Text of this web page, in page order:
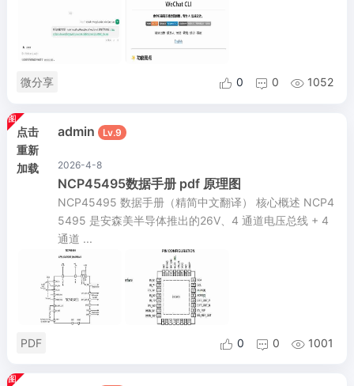
微分享  0  0  1052
点击
重新
加载
admin Lv.9
2026-4-8
NCP45495数据手册 pdf 原理图
NCP45495 数据手册（精简中文翻译） 核心概述 NCP4
5495 是安森美半导体推出的26V、4 通道电压总线 + 4
通道 ...
PDF  0  0  1001